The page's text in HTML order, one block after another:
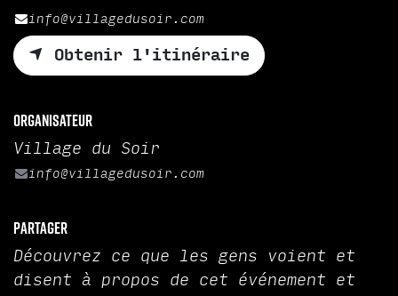
info@villagedusoir.com
Obtenir l'itinéraire
Organisateur
Village du Soir
info@villagedusoir.com
Partager
Découvrez ce que les gens voient et
disent à propos de cet événement et